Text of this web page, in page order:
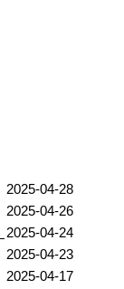
2025-04-28
2025-04-26
2025-04-24
2025-04-23
2025-04-17